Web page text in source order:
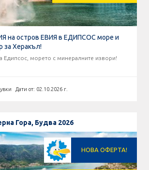
на остров ЕВИЯ в ЕДИПСОС море и
за Херакъл!
Едипсос, морето с минералните извори!
Дати от: 02.10.2026 г.
Гора, Будва 2026
НОВА ОФЕРТА!